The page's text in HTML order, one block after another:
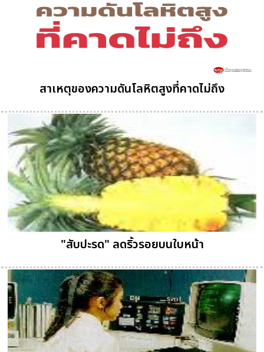
สาเหตุของความดันโลหิตสูงที่คาดไม่ถึง
"สับปะรด" ลดริ้วรอยบนใบหน้า